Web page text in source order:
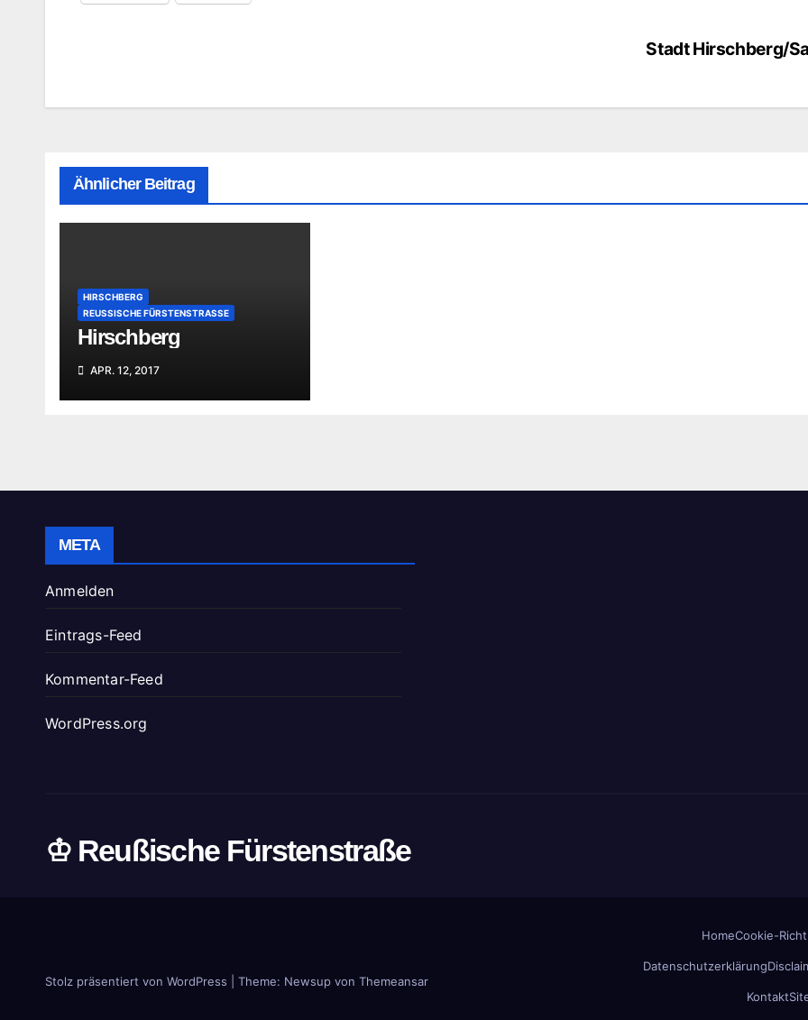
Stadt Hirschberg/
Ähnlicher Beitrag
HIRSCHBERG
REUSSISCHE FÜRSTENSTRASSE
Hirschberg
APR. 12, 2017
META
Anmelden
Eintrags-Feed
Kommentar-Feed
WordPress.org
♔ Reußische Fürstenstraße
Stolz präsentiert von WordPress Theme: Newsup von Themeansar
HomeCookie-
Datenschutzerklärung
Kontakt